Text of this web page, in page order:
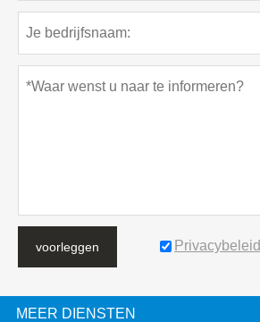
voorleggen Privacybeleid
MEER DIENSTEN